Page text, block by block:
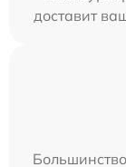
доставит